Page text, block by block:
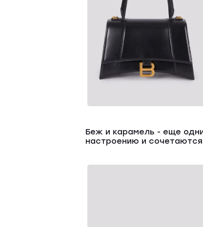
Беж и карамель - еще
настроению и